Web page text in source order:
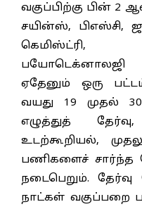
வகுப்பிற்கு பின் 2
சயின்ஸ், பிஎஸ்சி,
கெமிஸ்ட்ரி,
ஏதேனும் ஒரு
வயது 19 முதல்
எழுத்துத்
உடற்கூறியல்,
பணிகளைச் சார்ந்த
நடைபெறும். தேர்வு
நாட்கள் வகுப்பறை